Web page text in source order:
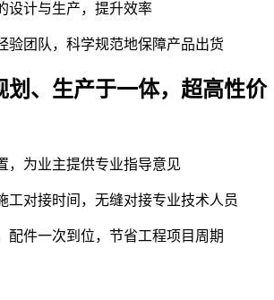
设计与生产，提升效率
验团队，科学规范地保障产品出货
划、生产于一体，超高性价
，为业主提供专业指导意见
工对接时间，无缝对接专业技术人员
配件一次到位，节省工程项目周期